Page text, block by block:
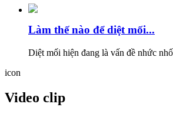
Làm thế nào để diệt mối...
Diệt mối hiện đang là vấn đề nhức
icon
Video clip